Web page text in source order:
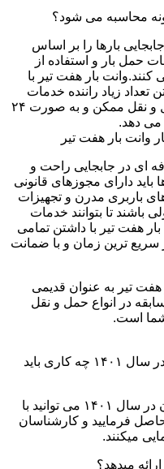
محاسبه می شود؟
بارها را بر اساس
حمل بار و استفاده از
بار هفت تیر با
زیاد راننده خدمات
خود را با مناسب ترین تعرفه نرخ حمل و نقل ممکن و به صورت ۲۴
می دهد.
بار هفت تیر
ای در جابجایی راحت و
دارای مجوزهای قانونی
باربری مدرن و تجهیزات
تا بتوانند خدمات
هفت تیر با داشتن تمامی
سریع ترین زمان و با ضمانت
تیر به عنوان قدیمی
ایران با بیش از ۷۵ سال سابقه در انواع حمل و نقل
شما است.
برای اطلاع از نرخ کرایه وانت نیسان در سال ۱۴۰۱ چه کاری باید
برای اطلاع از نرخ کرایه وانت و نیسان در سال ۱۴۰۱ می توانید با
تماس حاصل فرمایید و کارشناسان
میکنند.
میدهد؟